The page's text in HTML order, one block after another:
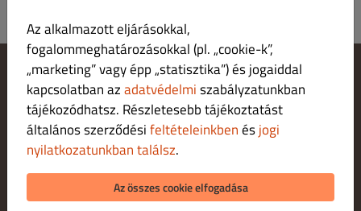
Cookie‑beállítások módosítása
Fordulj hozzánk!
Adatvédelmi irányelvek
Felhasználási feltételek
Jogi nyilatkozat
FIZETÉSI LEHETŐSÉGEK HÁZHOZSZÁLLÍTÁ S ESETÉN
Az alkalmazott eljárásokkal,
fogalommeghatározásokkal (pl. „cookie-k”,
„marketing” vagy épp „statisztika”) és jogaiddal
kapcsolatban azadatvédelmiszabályzatunkban
tájékozódhatsz. Részletesebb tájékoztatást
általános szerződésifeltételeinkbenésjogi
nyilatkozatunkban találsz.
Az összes cookie elfogadása